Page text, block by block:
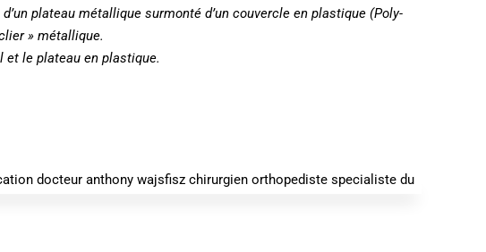
plateau métallique surmonté d’un couvercle en plastique (Poly-
» métallique.
et le plateau en plastique.